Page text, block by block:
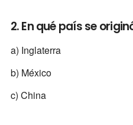
2. En qué país se
a) Inglaterra
b) México
c) China